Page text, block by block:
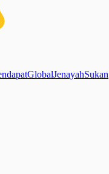
GlobalJenayahSukan